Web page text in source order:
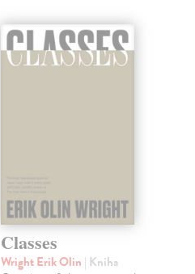
Classes
Wright Erik Olin | Kniha